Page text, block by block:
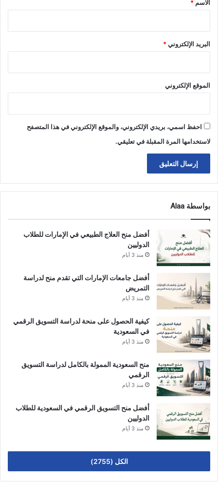
الاسم *
البريد الإلكتروني*
الموقع الإلكتروني
احفظ اسمي، بريدي الإلكتروني، والموقع الإلكتروني في هذا المتصفح
لاستخدامها المرة المقبلة في تعليقي.
بواسطة Alaa
أفضل منح العلاج الطبيعي في الإمارات للطلاب
الدوليين
منذ 3 أيام
أفضل جامعات الإمارات التي تقدم منح لدراسة
التمريض
منذ 3 أيام
كيفية الحصول على منحة لدراسة التسويق الرقمي
في السعودية
منذ 3 أيام
منح السعودية الممولة بالكامل لدراسة التسويق
الرقمي
منذ 3 أيام
أفضل منح التسويق الرقمي في السعودية للطلاب
الدوليين
منذ 3 أيام
الكل (2755)